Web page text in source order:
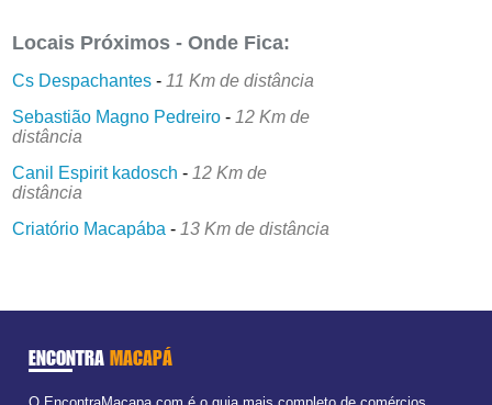
Locais Próximos - Onde Fica:
Cs Despachantes - 11 Km de distância
Sebastião Magno Pedreiro - 12 Km de
distância
Canil Espirit kadosch - 12 Km de
distância
Criatório Macapába - 13 Km de distância
ENCONTRA MACAPÁ